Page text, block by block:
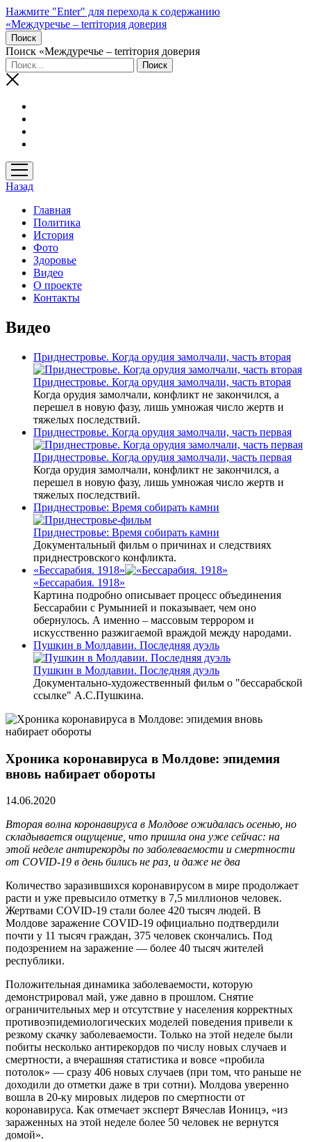
Нажмите "Enter" для перехода к содержанию
«Междуречье – terriтория доверия
Поиск
Поиск «Междуречье – terriтория доверия
открыть
меню
Назад
Главная
Политика
История
Фото
Здоровье
Видео
О проекте
Контакты
Видео
Приднестровье. Когда орудия замолчали, часть вторая
Приднестровье. Когда орудия замолчали, часть вторая
Когда орудия замолчали, конфликт не закончился, а
перешел в новую фазу, лишь умножая число жертв и
тяжелых последствий.
Приднестровье. Когда орудия замолчали, часть первая
Приднестровье. Когда орудия замолчали, часть первая
Когда орудия замолчали, конфликт не закончился, а
перешел в новую фазу, лишь умножая число жертв и
тяжелых последствий.
Приднестровье: Время собирать камни
Приднестровье: Время собирать камни
Документальный фильм о причинах и следствиях
приднестровского конфликта.
«Бессарабия. 1918»
«Бессарабия. 1918»
Картина подробно описывает процесс объединения
Бессарабии с Румынией и показывает, чем оно
обернулось. А именно – массовым террором и
искусственно разжигаемой враждой между народами.
Пушкин в Молдавии. Последняя дуэль
Пушкин в Молдавии. Последняя дуэль
Документально-художественный фильм о "бессарабской
ссылке" А.С.Пушкина.
Хроника коронавируса в Молдове: эпидемия
вновь набирает обороты
14.06.2020
Вторая волна коронавируса в Молдове ожидалась осенью, но
складывается ощущение, что пришла она уже сейчас: на
этой неделе антирекорды по заболеваемости и смертности
от COVID-19 в день бились не раз, и даже не два
Количество заразившихся коронавирусом в мире продолжает
расти и уже превысило отметку в 7,5 миллионов человек.
Жертвами COVID-19 стали более 420 тысяч людей. В
Молдове заражение COVID-19 официально подтвердили
почти у 11 тысяч граждан, 375 человек скончались. Под
подозрением на заражение — более 40 тысяч жителей
республики.
Положительная динамика заболеваемости, которую
демонстрировал май, уже давно в прошлом. Снятие
ограничительных мер и отсутствие у населения корректных
противоэпидемиологических моделей поведения привели к
резкому скачку заболеваемости. Только на этой неделе были
побиты несколько антирекордов по числу новых случаев и
смертности, а вчерашняя статистика и вовсе «пробила
потолок» — сразу 406 новых случаев (при том, что раньше не
доходили до отметки даже в три сотни). Молдова уверенно
вошла в 20-ку мировых лидеров по смертности от
коронавируса. Как отмечает эксперт Вячеслав Ионицэ, «из
зараженных на этой неделе более 50 человек не вернутся
домой».